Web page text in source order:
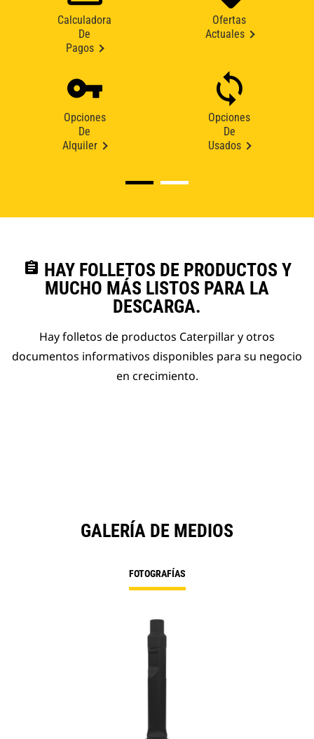
Calculadora
De
Pagos
Ofertas
Actuales
Opciones
De
Alquiler
Opciones
De
Usados
assignment HAY FOLLETOS DE PRODUCTOS Y
MUCHO MÁS LISTOS PARA LA
DESCARGA.
Hay folletos de productos Caterpillar y otros
documentos informativos disponibles para su negocio
en crecimiento.
GALERÍA DE MEDIOS
FOTOGRAFÍAS